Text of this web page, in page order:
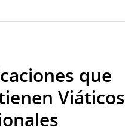
que
Viáticos